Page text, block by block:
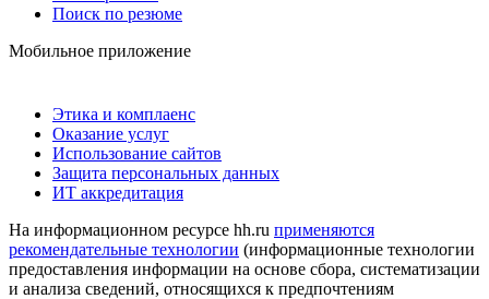
Поиск по резюме
Мобильное приложение
Этика и комплаенс
Оказание услуг
Использование сайтов
Защита персональных данных
ИТ аккредитация
На информационном ресурсе hh.ru применяются
рекомендательные технологии (информационные технологии
предоставления информации на основе сбора, систематизации
и анализа сведений, относящихся к предпочтениям